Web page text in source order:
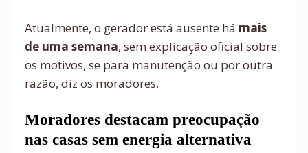
Atualmente, o gerador está ausente há mais
de uma semana, sem explicação oficial sobre
os motivos, se para manutenção ou por outra
razão, diz os moradores.
Moradores destacam preocupação
nas casas sem energia alternativa